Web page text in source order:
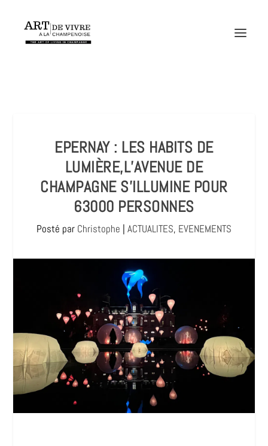
EPERNAY : LES HABITS DE
LUMIÈRE,L’AVENUE DE
CHAMPAGNE S’ILLUMINE POUR
63000 PERSONNES
Posté par Christophe | ACTUALITES, EVENEMENTS